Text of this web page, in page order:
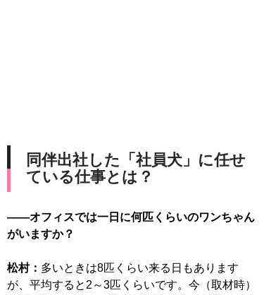
同伴出社した「社員犬」に任せ
ている仕事とは？
――オフィスでは一日に何匹くらいのワンちゃん
がいますか？
松村： 多いときは8匹くらい来る日もあります
が、平均すると2～3匹くらいです。今（取材時）